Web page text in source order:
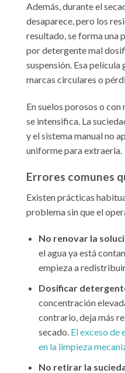
Además, durante el
desaparece, pero los
resultado, se forma una
por detergente mal
suspensión. Esa
marcas circulares o
En suelos porosos o
se intensifica. La
y el sistema manual no
uniforme para extraerla.
Errores comunes
Existen prácticas
problema sin que el
No renovar la
el agua ya está
empieza a
Dosificar
concentración
contrario, deja más
secado. El exceso de
en la limpieza
No retirar la